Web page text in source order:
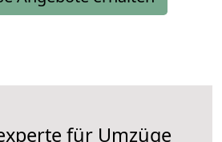
für Umzüge